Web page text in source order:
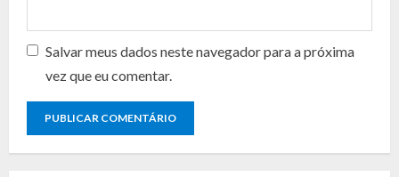
Salvar meus dados neste navegador para a próxima
vez que eu comentar.